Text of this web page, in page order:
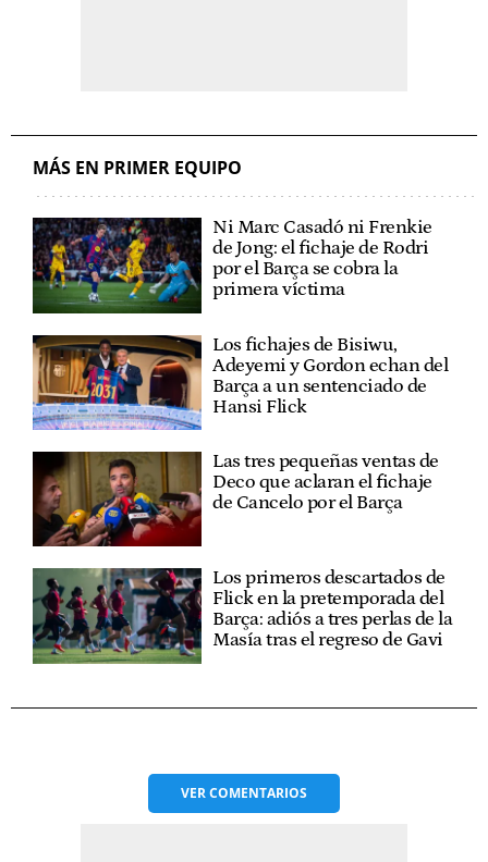
MÁS EN PRIMER EQUIPO
Ni Marc Casadó ni Frenkie
de Jong: el fichaje de Rodri
por el Barça se cobra la
primera víctima
Los fichajes de Bisiwu,
Adeyemi y Gordon echan del
Barça a un sentenciado de
Hansi Flick
Las tres pequeñas ventas de
Deco que aclaran el fichaje
de Cancelo por el Barça
Los primeros descartados de
Flick en la pretemporada del
Barça: adiós a tres perlas de la
Masía tras el regreso de Gavi
VERCOMENTARIOS